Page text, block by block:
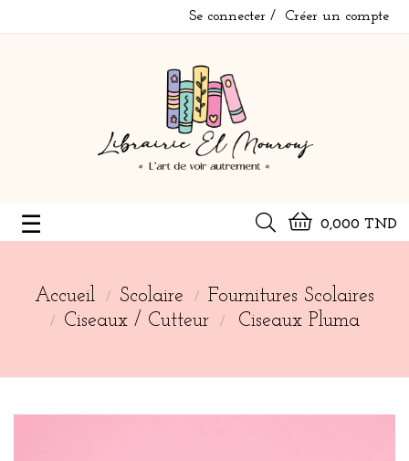
Se connecter Créer un compte
0,000 TND
Basculer
☰
Accueil Scolaire
Fournitures Scolaires
Ciseaux / Cutteur
Ciseaux Pluma